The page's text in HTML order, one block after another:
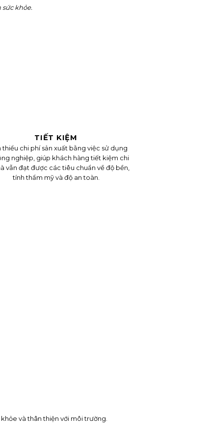
sức khỏe.
TIẾT KIỆM
thiểu chi phí sản xuất bằng việc sử dụng
nghiệp, giúp khách hàng tiết kiệm chi
vẫn đạt được các tiêu chuẩn về độ bền,
tính thẩm mỹ và độ an toàn.
và thân thiện với môi trường.